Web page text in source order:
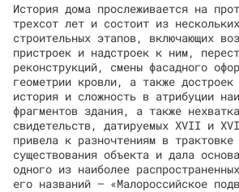
История дома прослеживается на
трехсот лет и состоит из
строительных этапов, включающих
пристроек и надстроек к ним,
реконструкций, смены фасадного
геометрии кровли, а также
история и сложность в атрибуции
фрагментов здания, а также
свидетельств, датируемых XVII и
привела к разночтениям в трактовке
существования объекта и дала
одного из наиболее
его названий — «Малороссийское